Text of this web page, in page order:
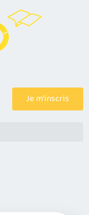
Je m’inscris